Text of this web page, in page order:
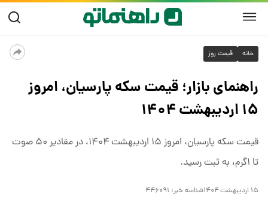
خانه قیمت روز
راهنمای بازار؛ قیمت سکه پارسیان، امروز
۱۵ اردیبهشت ۱۴۰۴
قیمت سکه پارسیان، امروز ۱۵ اردیبهشت ۱۴۰۴، در مقادیر ۵۰ صوت
تا ۱گرم، به ثبت رسید.
۱۵ اردیبهشت ۱۴۰۴ شناسه خبر: ۴۴۶۰۹۱